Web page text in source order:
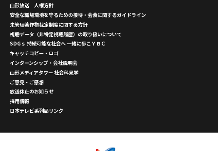
山形放送 人権方針
安全な職場環境を守るための接待・会食に関するガイドライン
未管理著作物裁定制度に関する方針
視聴データ（非特定視聴履歴）の取り扱いについて
SDGｓ 持続可能な社会へ 一緒に歩こＹＢＣ
キャッチコピー・ロゴ
インターンシップ・会社説明会
山形メディアタワー 社会科見学
ご意見・ご感想
放送休止のお知らせ
採用情報
日本テレビ系列局リンク